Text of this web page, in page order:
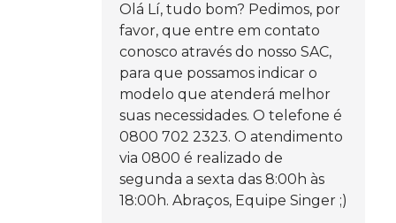
Olá Lí, tudo bom? Pedimos, por
favor, que entre em contato
conosco através do nosso SAC,
para que possamos indicar o
modelo que atenderá melhor
suas necessidades. O telefone é
0800 702 2323. O atendimento
via 0800 é realizado de
segunda a sexta das 8:00h às
18:00h. Abraços, Equipe Singer ;)